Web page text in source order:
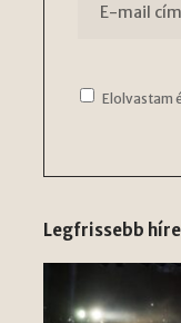
Elolvastam
Legfrissebb